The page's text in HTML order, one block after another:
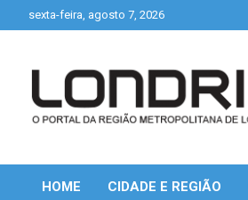
to
sexta-feira, agosto 7, 2026
Londrix
HOME CIDADE E REGIÃO